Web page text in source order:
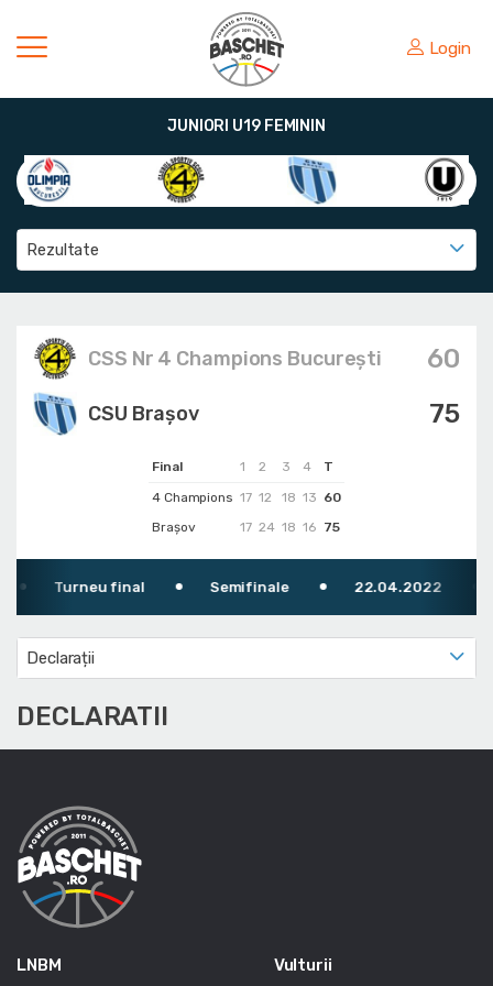
Login
JUNIORI U19 FEMININ
Rezultate
CSS Nr 4 Champions București 60
Final 1 2 3 4
T
4 Champions 17 12 18 13 60
Brașov
17 24 18 16 75
75
CSU Brașov
Turneu final Semifinale 22.04.2022
Declarații
DECLARATII
LNBM Vulturii